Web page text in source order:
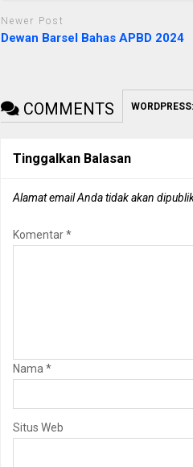
Newer Post
Dewan Barsel Bahas APBD 2024
COMMENTS WORDPRESS:
Tinggalkan Balasan
Alamat email Anda tidak akan
Komentar*
Nama *
Situs Web